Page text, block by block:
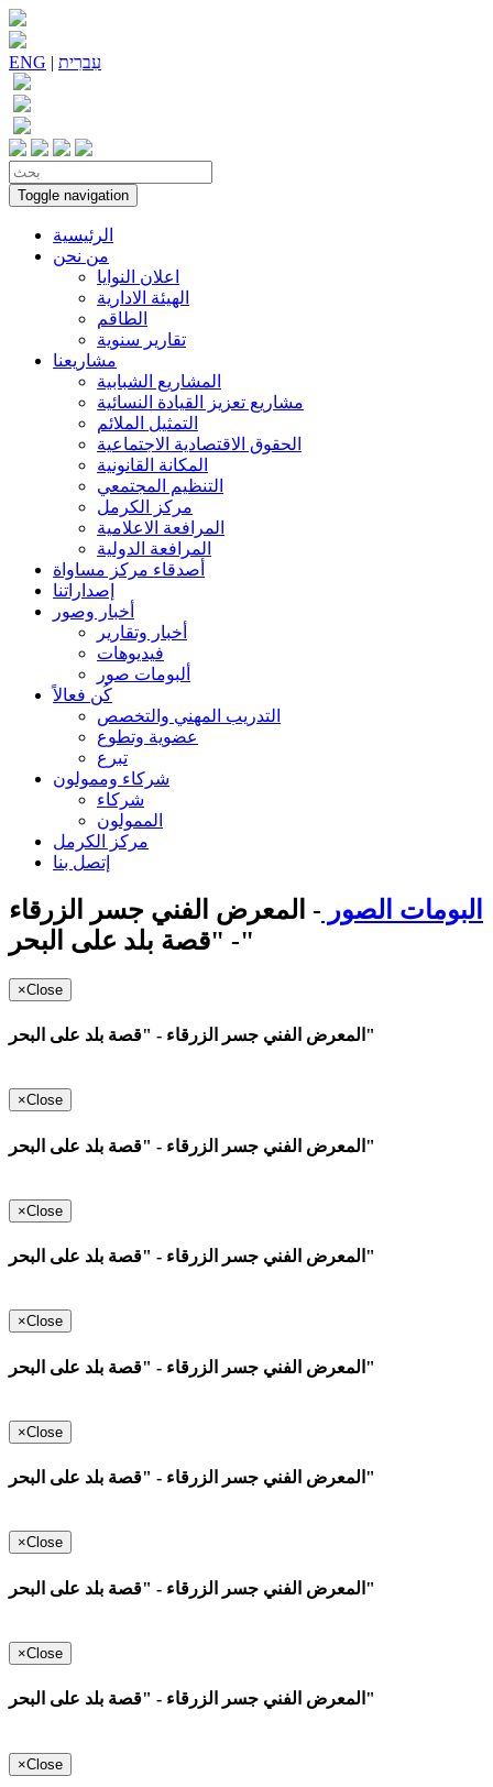
ENG | עִברִית
Toggle navigation
الرئيسية
من نحن
اعلان النوايا
الهيئة الادارية
الطاقم
تقارير سنوية
مشاريعنا
المشاريع الشبابية
مشاريع تعزيز القيادة النسائية
التمثيل الملائم
الحقوق الاقتصادية الاجتماعية
المكانة القانونية
التنظيم المجتمعي
مركز الكرمل
المرافعة الاعلامية
المرافعة الدولية
أصدقاء مركز مساواة
إصداراتنا
أخبار وصور
أخبار وتقارير
فيديوهات
ألبومات صور
كُن فعالاً
التدريب المهني والتخصص
عضوية وتطوع
تبرع
شركاء وممولون
شركاء
الممولون
مركز الكرمل
إتصل بنا
البومات الصور - المعرض الفني جسر الزرقاء
- "قصة بلد على البحر"
×Close
المعرض الفني جسر الزرقاء - "قصة بلد على البحر"
×Close
المعرض الفني جسر الزرقاء - "قصة بلد على البحر"
×Close
المعرض الفني جسر الزرقاء - "قصة بلد على البحر"
×Close
المعرض الفني جسر الزرقاء - "قصة بلد على البحر"
×Close
المعرض الفني جسر الزرقاء - "قصة بلد على البحر"
×Close
المعرض الفني جسر الزرقاء - "قصة بلد على البحر"
×Close
المعرض الفني جسر الزرقاء - "قصة بلد على البحر"
×Close